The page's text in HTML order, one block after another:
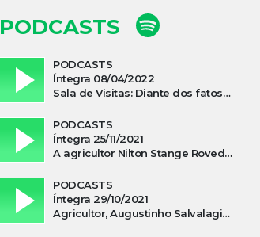
PODCASTS
PODCASTS
Íntegra 08/04/2022
Sala de Visitas: Diante dos fatos que influenciam a economia o que podemos esperar de 2022
PODCASTS
Íntegra 25/11/2021
A agricultor Nilton Stange Roveda, afirma ter recebido ajuda espiritual durante acidente
PODCASTS
Íntegra 29/10/2021
Agricultor, Augustinho Salvalagio, relata sobre aparição do Cavaleiro Negro no Rio das Furnas